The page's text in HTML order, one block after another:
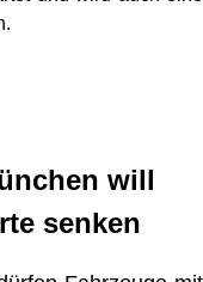
will
senken